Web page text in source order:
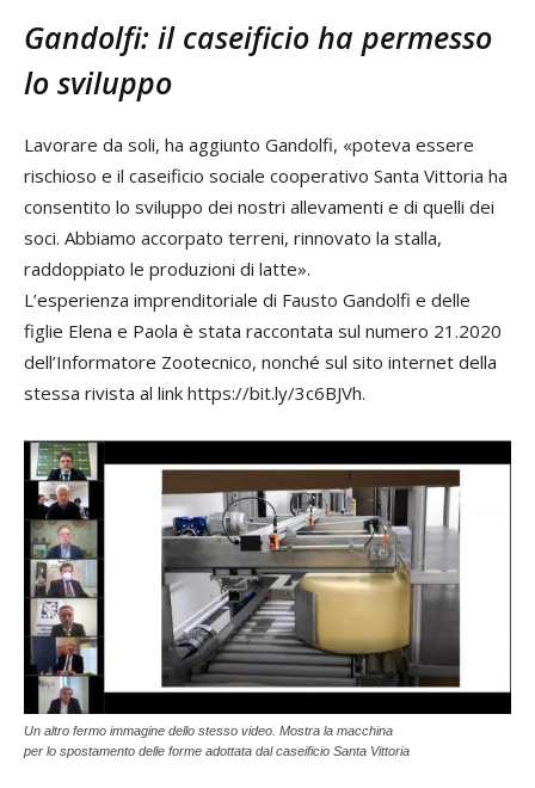
Gandolfi: il caseificio ha permesso
lo sviluppo
Lavorare da soli, ha aggiunto Gandolfi, «poteva essere
rischioso e il caseificio sociale cooperativo Santa Vittoria ha
consentito lo sviluppo dei nostri allevamenti e di quelli dei
soci. Abbiamo accorpato terreni, rinnovato la stalla,
raddoppiato le produzioni di latte».
L’esperienza imprenditoriale di Fausto Gandolfi e delle
figlie Elena e Paola è stata raccontata sul numero 21.2020
dell’Informatore Zootecnico, nonché sul sito internet della
stessa rivista al link https://bit.ly/3c6BJVh.
Un altro fermo immagine dello stesso video. Mostra la macchina
per lo spostamento delle forme adottata dal caseificio Santa Vittoria